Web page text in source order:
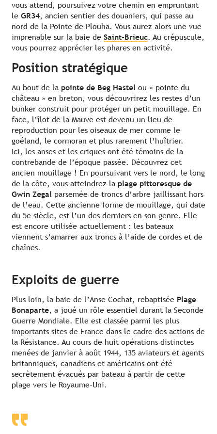
vous attend, poursuivez votre chemin en empruntant
le GR34, ancien sentier des douaniers, qui passe au
nord de la Pointe de Plouha. Vous aurez alors une vue
imprenable sur la baie de Saint-Brieuc. Au crépuscule,
vous pourrez apprécier les phares en activité.
Position stratégique
Au bout de la pointe de Beg Hastel ou « pointe du
château » en breton, vous découvrirez les restes d’un
bunker construit pour protéger un petit mouillage. En
face, l’îlot de la Mauve est devenu un lieu de
reproduction pour les oiseaux de mer comme le
goéland, le cormoran et plus rarement l’huîtrier.
Ici, les anses et les criques ont été témoins de la
contrebande de l’époque passée. Découvrez cet
ancien mouillage ! En poursuivant vers le nord, le long
de la côte, vous atteindrez la plage pittoresque de
Gwin Zegal parsemée de troncs d’arbre jaillissant hors
de l’eau. Cette ancienne forme de mouillage, qui date
du 5e siècle, est l’un des derniers en son genre. Elle
est encore utilisée actuellement : les bateaux
viennent s’amarrer aux troncs à l’aide de cordes et de
chaînes.
Exploits de guerre
Plus loin, la baie de l’Anse Cochat, rebaptisée Plage
Bonaparte, a joué un rôle essentiel durant la Seconde
Guerre Mondiale. Elle est classée parmi les plus
importants sites de France dans le cadre des actions de
la Résistance. Au cours de huit opérations distinctes
menées de janvier à août 1944, 135 aviateurs et agents
britanniques, canadiens et américains ont été
secrètement évacués par bateau à partir de cette
plage vers le Royaume-Uni.